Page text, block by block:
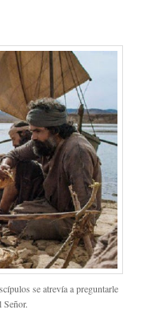
se atrevía a preguntarle
Señor.